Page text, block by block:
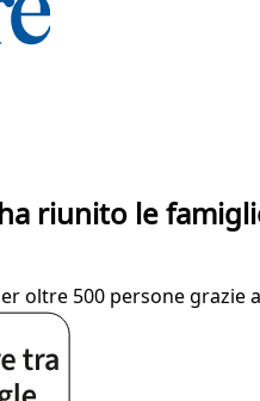
riunito le
oltre 500 persone grazie